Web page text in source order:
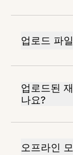
업로드 파
업로드된
나요?
오프라인